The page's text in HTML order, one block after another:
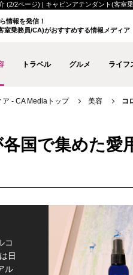
(2/2ページ) | キャビンアテンダント(客室
情報を発信！
室乗務員/CA)がおすすめする情報メディア
トラベル グルメ ライフ
- CA Mediaトップ 美容 コ
国で集めた愛
コ
日
ル